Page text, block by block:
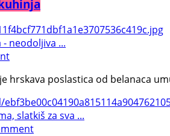
neodoljiva ...
hrskava poslastica od belanaca
slatkiš za sva ...